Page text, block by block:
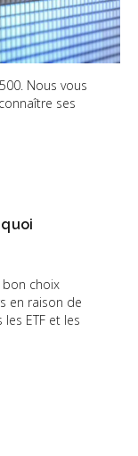
Nous vous
ses
quoi
bon choix
en raison de
ETF et les